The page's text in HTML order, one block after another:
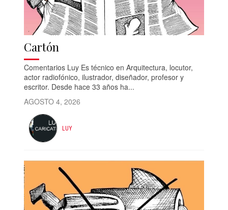
Cartón
Comentarios Luy Es técnico en Arquitectura, locutor,
actor radiofónico, ilustrador, diseñador, profesor y
escritor. Desde hace 33 años ha...
AGOSTO 4, 2026
LUY